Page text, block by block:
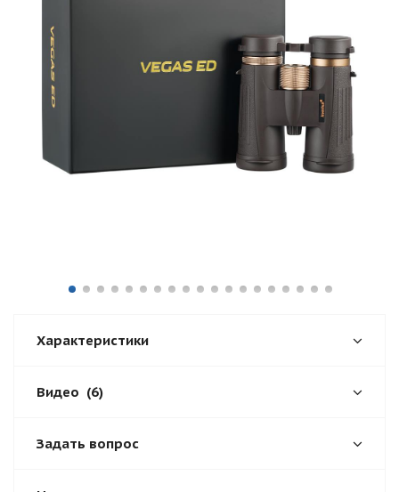
Характеристики
Видео (6)
Задать вопрос